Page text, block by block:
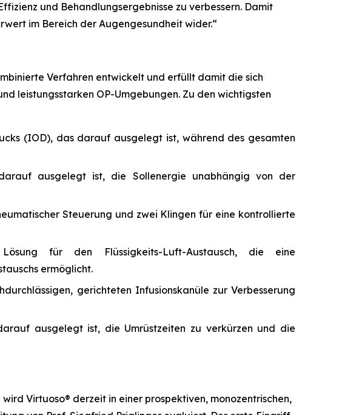
und Behandlungsergebnisse zu verbessern. Damit
im Bereich der Augengesundheit wider.“
Verfahren entwickelt und erfüllt damit die sich
leistungsstarken OP-Umgebungen. Zu den wichtigsten
(IOD), das darauf ausgelegt ist, während des gesamten
ausgelegt ist, die Sollenergie unabhängig von der
Steuerung und zwei Klingen für eine kontrollierte
für den Flüssigkeits-Luft-Austausch, die eine
ermöglicht.
gerichteten Infusionskanüle zur Verbesserung
ausgelegt ist, die Umrüstzeiten zu verkürzen und die
Virtuoso® derzeit in einer prospektiven, monozentrischen,